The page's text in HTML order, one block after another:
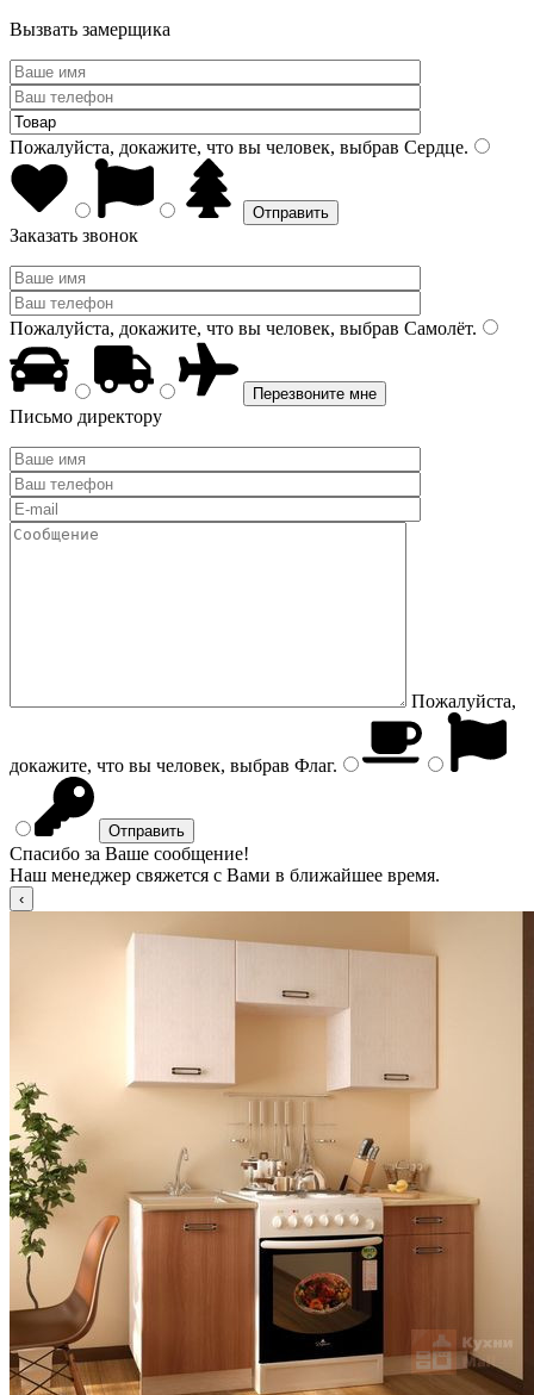
Вызвать замерщика
Пожалуйста, докажите, что вы человек, выбрав Сердце.
Заказать звонок
Пожалуйста, докажите, что вы человек, выбрав Самолёт.
Письмо директору
Пожалуйста,
докажите, что вы человек, выбрав Флаг.
Спасибо за Ваше сообщение!
Наш менеджер свяжется с Вами в ближайшее время.